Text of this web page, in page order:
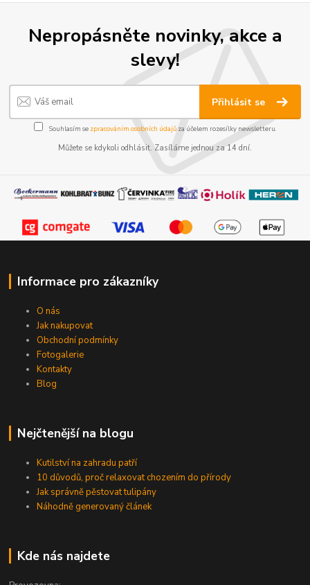
Nepropásněte novinky, akce a
slevy!
Přihlásit se
Souhlasím se zpracováním osobních údajůza účelem rozesílky newsletteru.
Můžete se kdykoli odhlásit. Zasíláme jednou za 14 dní.
Informace pro zákazníky
O nás
Jak nakupovat
Obchodní podmínky
Fotogalerie
Kontakty
Blog
Nejčtenější na blogu
Kutilství na zahradu patří
10 důvodů, proč relaxovat chozením do přírody
Jak správně pěstovat tulipány
Náhodně generovaný článek
Kde nás najdete